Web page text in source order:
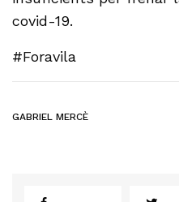
covid-19.
#Foravila
GABRIEL MERCÈ